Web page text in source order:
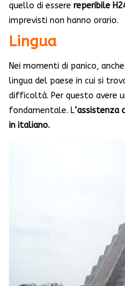
quello di essere reperibile
imprevisti non hanno orario.
Lingua
Nei momenti di panico,
lingua del paese in cui si
difficoltà. Per questo avere
fondamentale. L‘assistenza
in italiano.